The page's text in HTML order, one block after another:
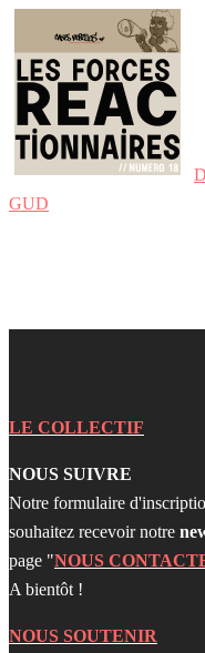
GUD
LE COLLECTIF
NOUS SUIVRE
Notre formulaire
souhaitez recevoir notre
page "NOUS
A bientôt !
NOUS SOUTENIR